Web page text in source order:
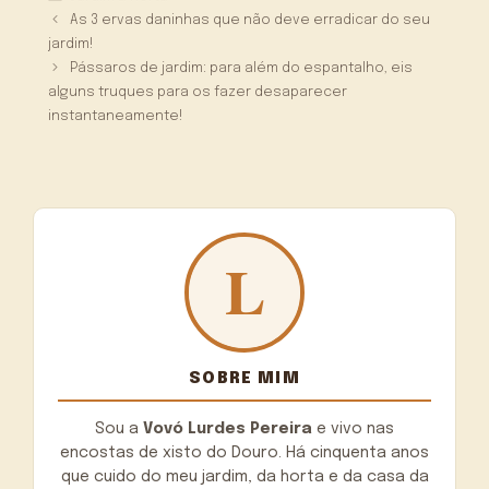
As 3 ervas daninhas que não deve erradicar do seu
jardim!
Pássaros de jardim: para além do espantalho, eis
alguns truques para os fazer desaparecer
instantaneamente!
SOBRE MIM
Sou a Vovó Lurdes Pereira e vivo nas
encostas de xisto do Douro. Há cinquenta anos
que cuido do meu jardim, da horta e da casa da